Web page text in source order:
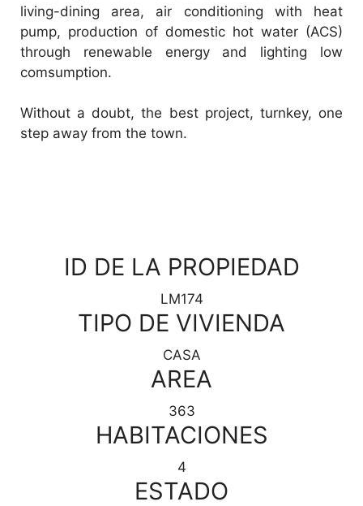
living-dining area, air conditioning with heat
pump, production of domestic hot water (ACS)
through renewable energy and lighting low
comsumption.
Without a doubt, the best project, turnkey, one
step away from the town.
ID DE LA PROPIEDAD
LM174
TIPO DE VIVIENDA
CASA
AREA
363
HABITACIONES
4
ESTADO